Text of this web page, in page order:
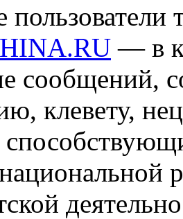
— в
сообщений,
клевету,